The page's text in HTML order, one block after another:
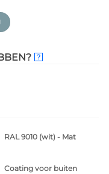
?
RAL 9010 (wit) - Mat
Coating voor buiten